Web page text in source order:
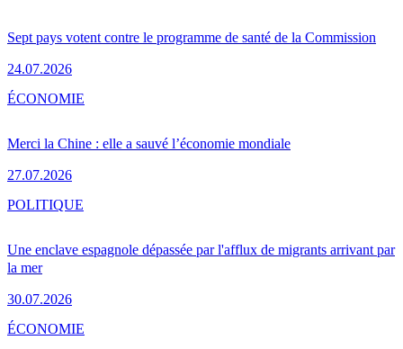
Sept pays votent contre le programme de santé de la Commission
24.07.2026
Merci la Chine : elle a sauvé l’économie mondiale
27.07.2026
ÉCONOMIE
Une enclave espagnole dépassée par l'afflux de migrants arrivant par
la mer
30.07.2026
POLITIQUE
ÉCONOMIE